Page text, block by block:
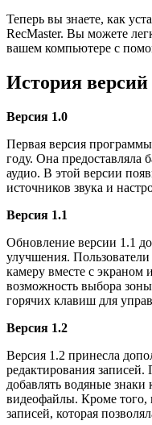
Теперь вы знаете, как
RecMaster. Вы можете
вашем компьютере с
История версий
Версия 1.0
Первая версия
году. Она предоставляла
аудио. В этой версии
источников звука и
Версия 1.1
Обновление версии 1.1
улучшения.
камеру вместе с экраном
возможность выбора
горячих клавиш для
Версия 1.2
Версия 1.2 принесла
редактирования записей.
добавлять водяные знаки
видеофайлы. Кроме того,
записей, которая